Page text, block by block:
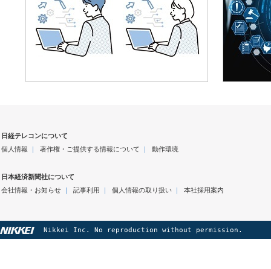
日経テレコンについて
個人情報 ｜ 著作権・ご提供する情報について ｜ 動作環境
日本経済新聞社について
会社情報・お知らせ｜ 記事利用 ｜ 個人情報の取り扱い｜ 本社採用案内
Nikkei Inc. No reproduction without permission.